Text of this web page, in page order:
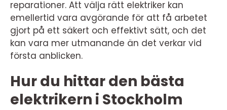
reparationer. Att välja rätt elektriker kan
emellertid vara avgörande för att få arbetet
gjort på ett säkert och effektivt sätt, och det
kan vara mer utmanande än det verkar vid
första anblicken.
Hur du hittar den bästa
elektrikern i Stockholm